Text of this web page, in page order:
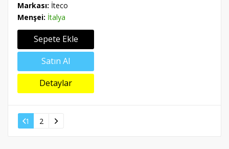
Markası: İteco
Menşei: İtalya
Sepete Ekle
Satın Al
Detaylar
1 2